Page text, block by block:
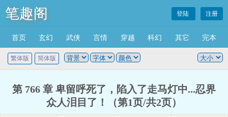
笔趣阁 登陆 注册
首页 玄幻 武侠 言情 穿越 科幻 其它 完本
繁体版 简体版
第 766 章 卑留呼死了，陷入了走马灯中...忍界
众人泪目了！（第1页/共2页）